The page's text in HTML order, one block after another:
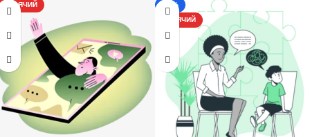
ГОРЯЧИЙ
-13%
ГОРЯЧИЙ